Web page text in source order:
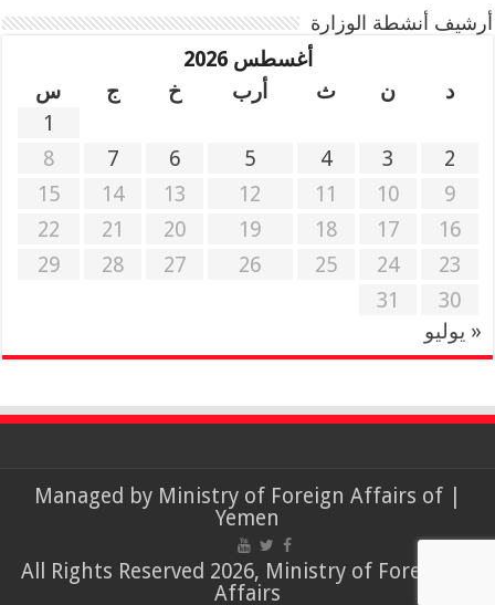
أرشيف أنشطة الوزارة
أغسطس 2026
د
ن ث أرب خ ج
س
1
2
3
4
5
6
7
8
9
10
11
12
13
14
15
16
17
18
19
20
21
22
23
24
25
26
27
28
29
30
31
« يوليو
Ministry of Foreign Affairs of
Yemen
© All Rights Reserved 2026, Ministry of Foreign
Affairs